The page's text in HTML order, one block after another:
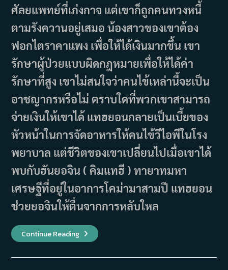
ศัลยแพทย์ที่เก่งกาจ แต่เขาก็ถูกคนทวงหนี้
ตามรังควานอยู่เสมอ น้องสาวของเขาต้อง
ฟอกไตราคาแพง เพื่อให้ได้เงินมากขึ้น เขา
รักษาผู้ป่วยแบบผิดกฎหมายเพื่อให้ได้ค่า
รักษาที่สูง เขาไม่สนใจว่าคนไข้เหล่านี้จะเป็น
อาชญากรหรือไม่ ตราบใดที่พวกเขาสามารถ
จ่ายเงินให้เขาได้ แทฮยอนกลายเป็นเบี้ยของ
หัวหน้าในการจัดอาหารให้คนไข้วีไอพีในโรง
พยาบาล แต่ชีวิตของเขาเปลี่ยนไปเมื่อเขาได้
พบกับฮันยอจิน ( คิมแทฮี ) ทายาทมหา
เศรษฐีที่อยู่ในอาการโคม่ามาสามปี แทฮยอน
ช่วยยอจินให้ตื่นจากการหลับใหล
Continue Readingเรื่อง
ย่อ
รีส์